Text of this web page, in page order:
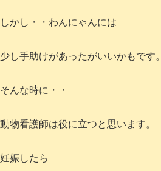
しかし・・わんにゃんには
少し手助けがあったがいいかもです。
そんな時に・・
動物看護師は役に立つと思います。
妊娠したら